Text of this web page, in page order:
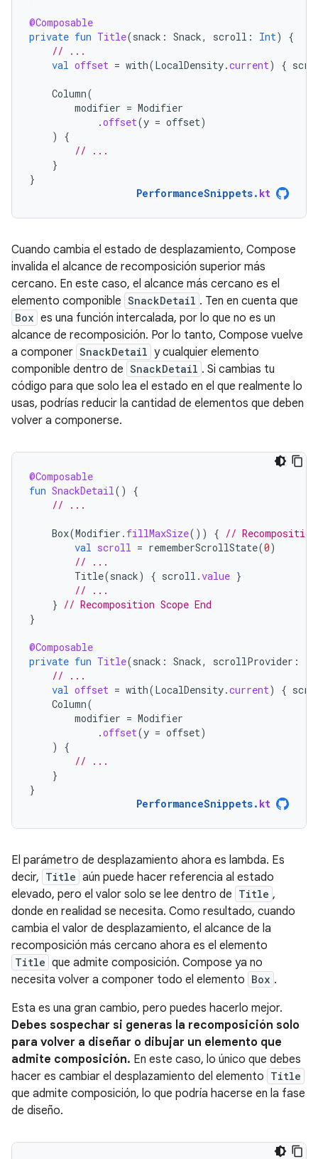
@Composable
private fun Title(snack : Snack, scroll : Int)
{
// ...
val offset = with(LocalDensity.current) {
Column(
modifier = Modifier
.offset(y = offset)
)
{
// ...
}
}
PerformanceSnippets. kt
Cuando cambia el estado de desplazamiento, Compose
invalida el alcance de recomposición superior más
cercano. En este caso, el alcance más cercano es el
elemento componible SnackDetail . Ten en cuenta que
Box es una función intercalada, por lo que no es un
alcance de recomposición. Por lo tanto, Compose vuelve
a componer SnackDetail y cualquier elemento
componible dentro de SnackDetail . Si cambias tu
código para que solo lea el estado en el que realmente lo
usas, podrías reducir la cantidad de elementos que deben
volver a componerse.
@Composable
fun SnackDetail()
{
// ...
Box(Modifier . fillMaxSize()) { //
val scroll = rememberScrollState(0)
// ...
Title(snack) { scroll .value }
// ...
} // Recomposition Scope End
}
@Composable
private fun Title(snack : Snack, scrollProvider :
// ...
val offset = with(LocalDensity.current) {
Column(
modifier = Modifier
.offset(y = offset)
)
{
// ...
}
}
PerformanceSnippets. kt
El parámetro de desplazamiento ahora es lambda. Es
decir, Title aún puede hacer referencia al estado
elevado, pero el valor solo se lee dentro de Title ,
donde en realidad se necesita. Como resultado, cuando
cambia el valor de desplazamiento, el alcance de la
recomposición más cercano ahora es el elemento
Title que admite composición. Compose ya no
necesita volver a componer todo el elemento Box .
Esta es una gran cambio, pero puedes hacerlo mejor.
Debes sospechar si generas la recomposición solo
para volver a diseñar o dibujar un elemento que
admite composición. En este caso, lo único que debes
hacer es cambiar el desplazamiento del elemento Title
que admite composición, lo que podría hacerse en la fase
de diseño.